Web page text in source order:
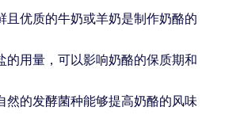
且优质的牛奶或羊奶是制作奶酪的
的用量，可以影响奶酪的保质期和
然的发酵菌种能够提高奶酪的风味